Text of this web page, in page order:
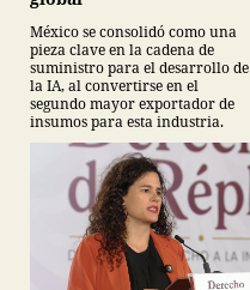
México se consolidó como una
pieza clave en la cadena de
suministro para el desarrollo de
la IA, al convertirse en el
segundo mayor exportador de
insumos para esta industria.